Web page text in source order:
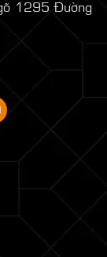
1295 Đường